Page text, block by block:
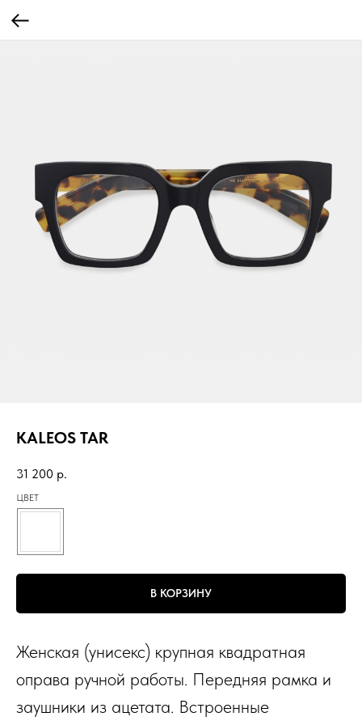
KALEOS TAR
31 200 р.
ЦВЕТ
В КОРЗИНУ
Женская (унисекс) крупная квадратная
оправа ручной работы. Передняя рамка и
заушники из ацетата. Встроенные